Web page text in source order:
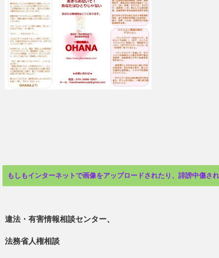
もしもインターネットで画像をアップロードされたり、誹謗中傷さ
違法・有害情報相談センター、
法務省人権相談